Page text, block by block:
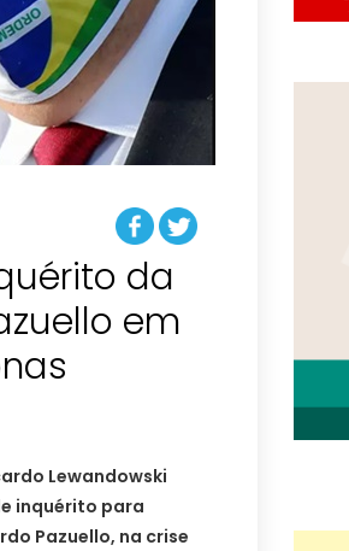
da
em
Lewandowski
inquérito para
Pazuello, na crise